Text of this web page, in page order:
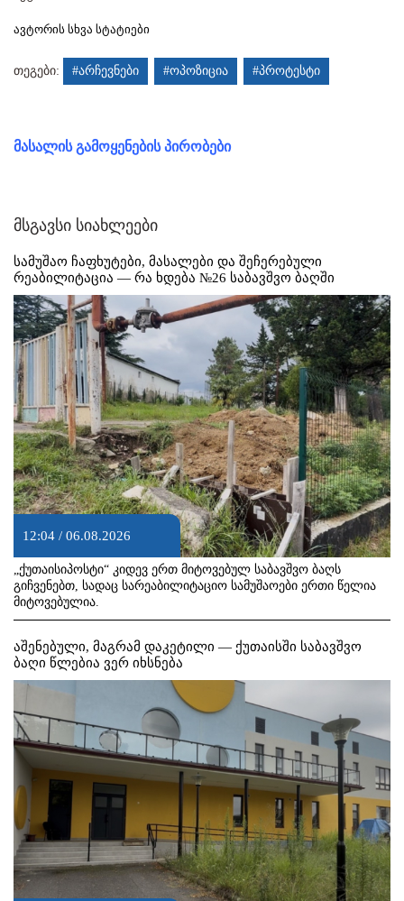
ავტორის სხვა სტატიები
თეგები: #არჩევნები #ოპოზიცია #პროტესტი
მასალის გამოყენების პირობები
მსგავსი სიახლეები
სამუშაო ჩაფხუტები, მასალები და შეჩერებული
რეაბილიტაცია — რა ხდება №26 საბავშვო ბაღში
12:04 / 06.08.2026
„ქუთაისიპოსტი“ კიდევ ერთ მიტოვებულ საბავშვო ბაღს
გიჩვენებთ, სადაც სარეაბილიტაციო სამუშაოები ერთი წელია
მიტოვებულია.
აშენებული, მაგრამ დაკეტილი — ქუთაისში საბავშვო
ბაღი წლებია ვერ იხსნება